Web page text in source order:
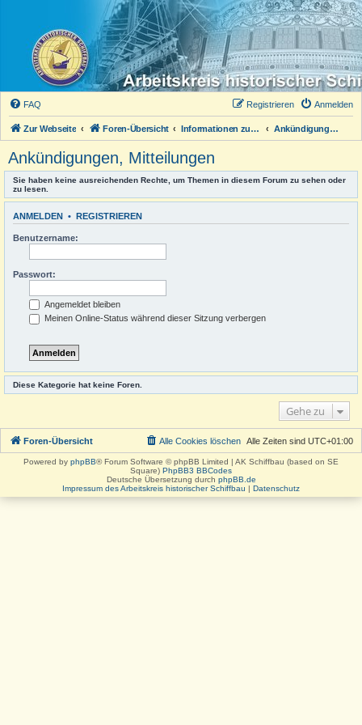
FAQ Anmelden
Registrieren
Zur Webseite Foren-Übersicht Informationen zum Forum Ankündigungen, Mitteilungen
Ankündigungen, Mitteilungen
Sie haben keine ausreichenden Rechte, um Themen in diesem Forum zu sehen oder
zu lesen.
ANMELDEN • REGISTRIEREN
Benutzername:
Passwort:
Angemeldet bleiben
Meinen Online-Status während dieser Sitzung verbergen
Diese Kategorie hat keine Foren.
Gehe zu
Foren-Übersicht Alle Zeiten sind UTC+01:00
Alle Cookies löschen
Powered by phpBB® Forum Software © phpBB Limited | AK Schiffbau (based on SE
Square) PhpBB3 BBCodes
Deutsche Übersetzung durch phpBB.de
Impressum des Arbeitskreis historischer Schiffbau | Datenschutz